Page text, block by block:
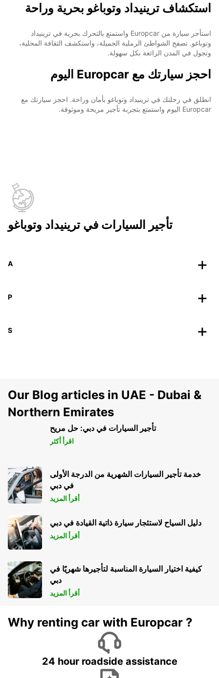
استكشاف ترينيداد وتوباغو بحرية وراحة
استأجر سيارة من Europcar واستمتع بالتحرك بحرية في ترينيداد
وتوباغو. تصفح الشواطئ الرملية الجميلة، واستكشف الثقافة المحلية،
وتجول في المدن الرائعة بكل سهولة.
احجز سيارتك مع Europcar اليوم
انطلق في رحلتك في ترينيداد وتوباغو بأمان وراحة. احجز سيارتك مع
Europcar اليوم واستمتع بتجربة تأجير مريحة وموثوقة.
تأجير السيارات في ترينيداد وتوباغو
A
P
S
Our Blog articles in UAE - Dubai &
Northern Emirates
تأجير السيارات في دبي: حل مريح
اقرأ أكثر
خدمة تأجير السيارات الشهرية من الدرجة الأولى
في دبي
أقرأ المزيد
دليل السياح لاستئجار سيارة ذاتية القيادة في دبي
أقرأ المزيد
كيفية اختيار السيارة المناسبة لتأجيرها شهريًا في
دبي
أقرأ المزيد
Why renting car with Europcar ?
24 hour roadside assistance